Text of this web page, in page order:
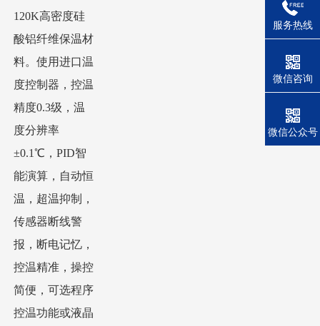
120K高密度硅
酸铝纤维保温材
料。使用进口温
度控制器，控温
精度0.3级，温
度分辨率
±0.1℃，PID智
能演算，自动恒
温，超温抑制，
传感器断线警
报，断电记忆，
控温精准，操控
简便，可选程序
控温功能或液晶
服务热线
微信咨询
微信公众号